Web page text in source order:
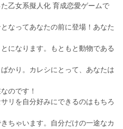
乙女系擬人化 育成恋愛ゲームで
なってあなたの前に登場！あなた
になります。もともと動物である
かり。カレシにとって、あなたは
のです！
リを自分好みにできるのはもちろ
ちゃいます。自分だけの一途なカ